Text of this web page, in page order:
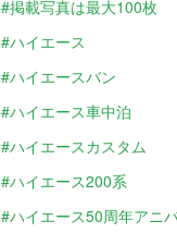
#掲載写真は最大100枚
#ハイエース
#ハイエースバン
#ハイエース車中泊
#ハイエースカスタム
#ハイエース200系
#ハイエース50周年アニ